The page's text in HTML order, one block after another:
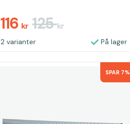
116 kr 125kr
2 varianter På lager
SPAR 7%